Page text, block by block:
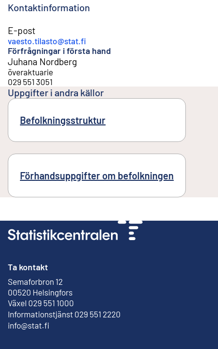
Kontaktinformation
E-post
vaesto.tilasto@stat.fi
Förfrågningar i första hand
Juhana Nordberg
överaktuarie
029 551 3051
Uppgifter i andra källor
Befolkningsstruktur
Förhandsuppgifter om befolkningen
Ta kontakt
Semaforbron 12
00520 Helsingfors
Extern länk
Växel 029 551 1000
Informationstjänst 029 551 2220
info@stat.fi